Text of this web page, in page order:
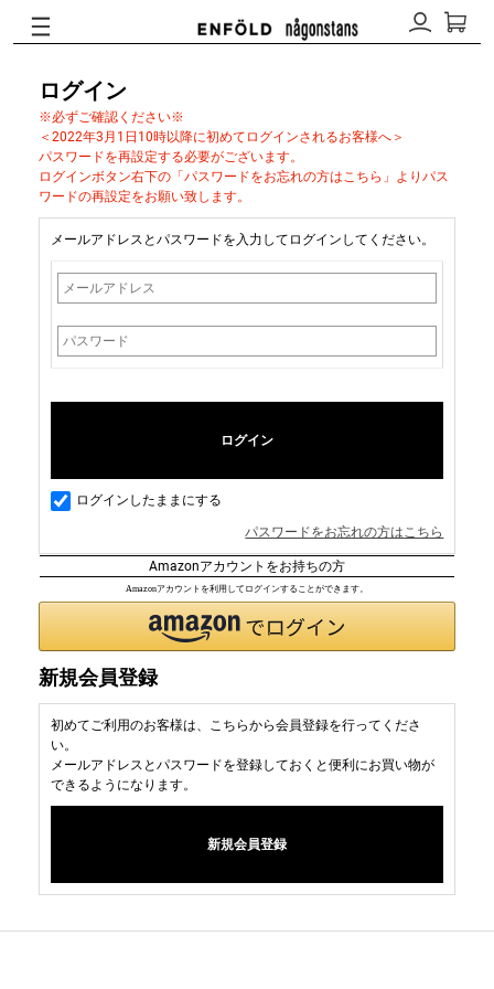
ログイン
※必ずご確認ください※
＜2022年3月1日10時以降に初めてログインされるお客様へ＞
パスワードを再設定する必要がございます。
ログインボタン右下の「パスワードをお忘れの方はこちら」よりパス
ワードの再設定をお願い致します。
メールアドレスとパスワードを入力してログインしてください。
ログインしたままにする
パスワードをお忘れの方はこちら
Amazonアカウントをお持ちの方
Amazonアカウントを利用してログインすることができます。
新規会員登録
初めてご利用のお客様は、こちらから会員登録を行ってくださ
い。
メールアドレスとパスワードを登録しておくと便利にお買い物が
できるようになります。